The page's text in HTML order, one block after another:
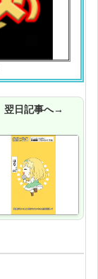
翌日記事へ→